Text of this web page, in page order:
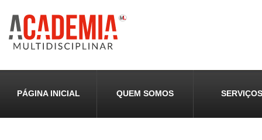
PÁGINA INICIAL QUEM SOMOS SERVIÇOS